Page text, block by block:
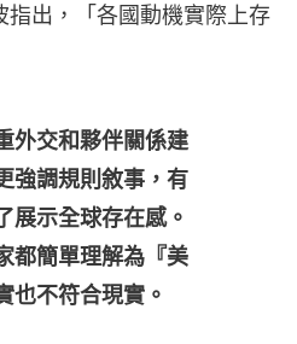
出，「各國動機實際上存
外交和夥伴關係建
強調規則敘事，有
展示全球存在感。
都簡單理解為『美
也不符合現實。